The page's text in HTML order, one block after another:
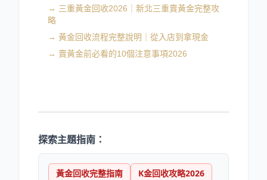
→ 三重黃金回收2026｜新北三重賣黃金完整攻
略
→ 黃金回收流程完整說明｜從入店到拿現金
→ 賣黃金前必看的10個注意事項2026
探索主題指南：
黃金回收完整指南
K金回收攻略2026